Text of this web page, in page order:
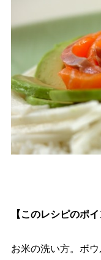
【このレシピのポイ
お米の洗い方。ボ